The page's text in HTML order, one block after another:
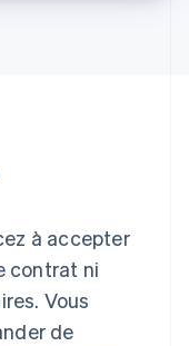
à accepter
contrat ni
Vous
de